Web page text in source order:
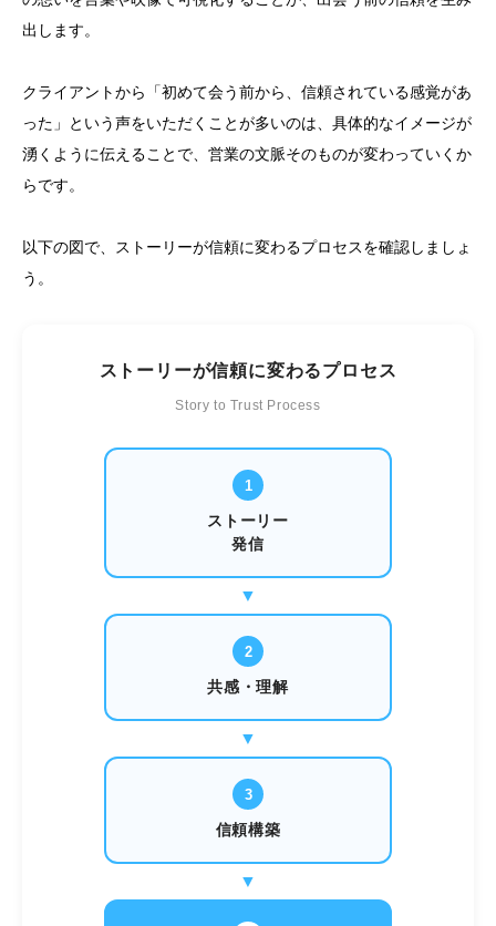
出します。
クライアントから「初めて会う前から、信頼されている感覚があ
った」という声をいただくことが多いのは、具体的なイメージが
湧くように伝えることで、営業の文脈そのものが変わっていくか
らです。
以下の図で、ストーリーが信頼に変わるプロセスを確認しましょ
う。
ストーリーが信頼に変わるプロセス
Story to Trust Process
1
ストーリー
発信
2
共感・理解
3
信頼構築